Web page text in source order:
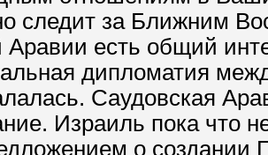
следит за Ближним
Аравии есть общий
дипломатия
Саудовская
Израиль пока что
о создании